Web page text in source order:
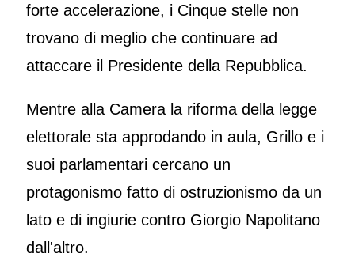
forte accelerazione, i Cinque stelle non
trovano di meglio che continuare ad
attaccare il Presidente della Repubblica.
Mentre alla Camera la riforma della legge
elettorale sta approdando in aula, Grillo e i
suoi parlamentari cercano un
protagonismo fatto di ostruzionismo da un
lato e di ingiurie contro Giorgio Napolitano
dall'altro.